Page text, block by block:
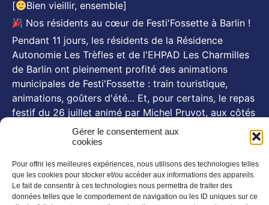
Gérer le consentement aux
cookies
Pour offrir les meilleures expériences, nous utilisons des technologies telles
que les cookies pour stocker et/ou accéder aux informations des appareils.
Le fait de consentir à ces technologies nous permettra de traiter des
données telles que le comportement de navigation ou les ID uniques sur ce
[
Bien vieillir, ensemble]
Nos résidents au cœur de Festi'Fossette à Barlin !
Pendant 11 jours, les résidents de la Résidence
Autonomie Les Trèfles et de l'EHPAD Les Charmilles
de Barlin ont pleinement profité des animations
municipales de Festi'Fossette : train touristique,
animations, goûters d'été... Et, pour certains, le repas
festif du 26 juillet animé par Michel Pruvot, aux côtés
Voir plus
NOS NEWSLETTERS
En savoir plus